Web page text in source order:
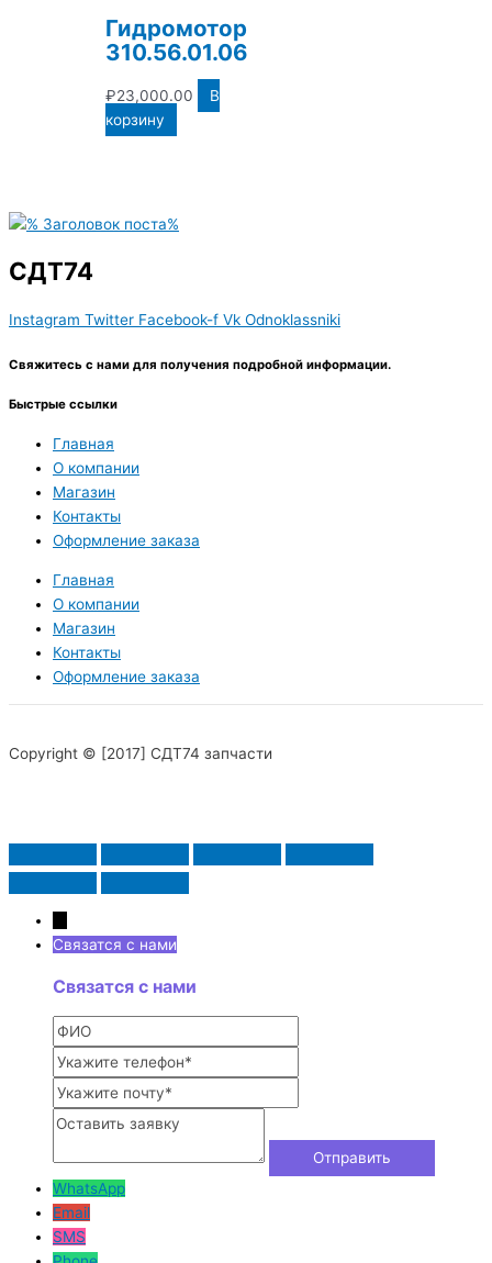
Гидромотор
310.56.01.06
₽23,000.00
В
корзину
СДТ74
Instagram Twitter Facebook-f Vk Odnoklassniki
Свяжитесь с нами для получения подробной информации.
Быстрые ссылки
Главная
О компании
Магазин
Контакты
Оформление заказа
Главная
О компании
Магазин
Контакты
Оформление заказа
Copyright © [2017] СДТ74 запчасти
Связатся с нами
Связатся с нами
WhatsApp
Email
SMS